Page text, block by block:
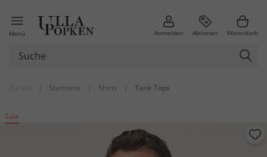
Menü Anmelden Aktionen Warenkorb
| Startseite | Shirts | Tank Tops
Sale